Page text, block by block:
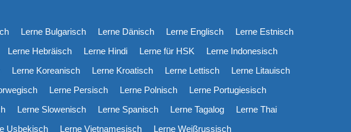
Lerne Bulgarisch Lerne Dänisch Lerne Englisch
Lerne Estnisch
Lerne Hebräisch Lerne Hindi Lerne für HSK
Lerne Indonesisch
Lerne Koreanisch Lerne Kroatisch Lerne Lettisch
Lerne Litauisch
Lerne Persisch Lerne Polnisch
Lerne Portugiesisch
Lerne Slowenisch Lerne Spanisch Lerne Tagalog
Lerne Thai
Usbekisch Lerne Vietnamesisch Lerne Weißrussisch